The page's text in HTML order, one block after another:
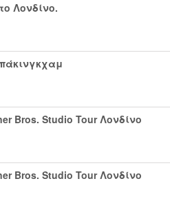
Λονδίνο.
Bros. Studio Tour Λονδίνο
Bros. Studio Tour Λονδίνο